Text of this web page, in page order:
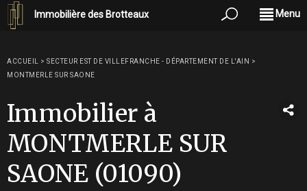
Immobilière des Brotteaux Menu
ACCUEIL > SECTEUR EST DE VILLEFRANCHE - DÉPARTEMENT DE L'AIN >
MONTMERLE SUR SAONE
Immobilier à
MONTMERLE SUR
SAONE (01090)